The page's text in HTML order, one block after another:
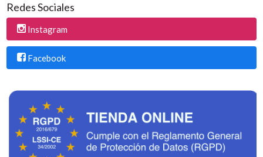
Redes Sociales
Instagram
Facebook